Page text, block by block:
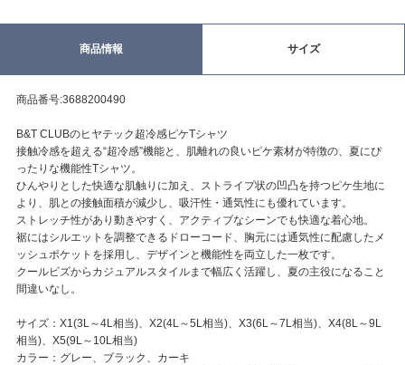
商品情報 サイズ
商品番号:3688200490
B&T CLUBのヒヤテック超冷感ピケTシャツ
接触冷感を超える“超冷感”機能と、肌離れの良いピケ素材が特徴の、夏にぴ
ったりな機能性Tシャツ。
ひんやりとした快適な肌触りに加え、ストライプ状の凹凸を持つピケ生地に
より、肌との接触面積が減少し、吸汗性・通気性にも優れています。
ストレッチ性があり動きやすく、アクティブなシーンでも快適な着心地。
裾にはシルエットを調整できるドローコード、胸元には通気性に配慮したメ
ッシュポケットを採用し、デザインと機能性を両立した一枚です。
クールビズからカジュアルスタイルまで幅広く活躍し、夏の主役になること
間違いなし。
サイズ：X1(3L～4L相当)、X2(4L～5L相当)、X3(6L～7L相当)、X4(8L～9L
相当)、X5(9L～10L相当)
カラー：グレー、ブラック、カーキ